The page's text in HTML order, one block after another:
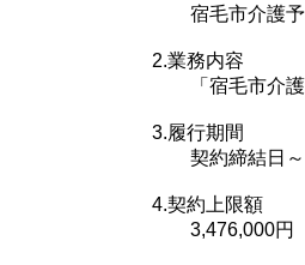
宿毛市介護予
2.業務内容
「宿毛市介護
3.履行期間
契約締結日～
4.契約上限額
3,476,000円（